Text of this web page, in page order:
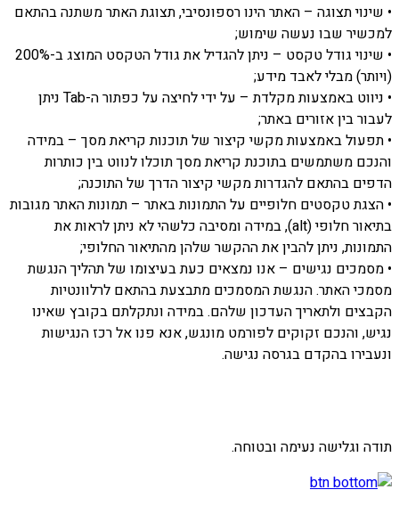
• שינוי תצוגה – האתר הינו רספונסיבי, תצוגת האתר משתנה בהתאם
למכשיר שבו נעשה שימוש;
• שינוי גודל טקסט – ניתן להגדיל את גודל הטקסט המוצג ב-200%
(ויותר) מבלי לאבד מידע;
• ניווט באמצעות מקלדת – על ידי לחיצה על כפתור ה-Tab ניתן
לעבור בין אזורים באתר;
• תפעול באמצעות מקשי קיצור של תוכנות קריאת מסך – במידה
והנכם משתמשים בתוכנת קריאת מסך תוכלו לנווט בין כותרות
הדפים בהתאם להגדרות מקשי קיצור הדרך של התוכנה;
• הצגת טקסטים חלופיים על התמונות באתר – תמונות האתר מגובות
בתיאור חלופי (alt), במידה ומסיבה כלשהי לא ניתן לראות את
התמונות, ניתן להבין את ההקשר שלהן מהתיאור החלופי;
• מסמכים נגישים – אנו נמצאים כעת בעיצומו של תהליך הנגשת
מסמכי האתר. הנגשת המסמכים מתבצעת בהתאם לרלוונטיות
הקבצים ולתאריך העדכון שלהם. במידה ונתקלתם בקובץ שאינו
נגיש, והנכם זקוקים לפורמט מונגש, אנא פנו אל רכז הנגישות
ונעבירו בהקדם בגרסה נגישה.
תודה וגלישה נעימה ובטוחה.